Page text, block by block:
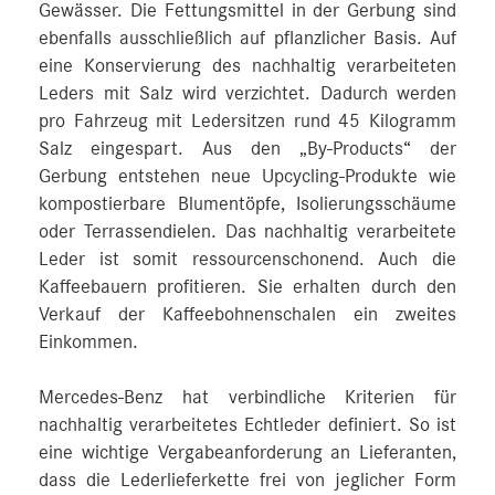
Gewässer. Die Fettungsmittel in der Gerbung sind
ebenfalls ausschließlich auf pflanzlicher Basis. Auf
eine Konservierung des nachhaltig verarbeiteten
Leders mit Salz wird verzichtet. Dadurch werden
pro Fahrzeug mit Ledersitzen rund 45 Kilogramm
Salz eingespart. Aus den „By-Products“ der
Gerbung entstehen neue Upcycling-Produkte wie
kompostierbare Blumentöpfe, Isolierungsschäume
oder Terrassendielen. Das nachhaltig verarbeitete
Leder ist somit ressourcenschonend. Auch die
Kaffeebauern profitieren. Sie erhalten durch den
Verkauf der Kaffeebohnenschalen ein zweites
Einkommen.
Mercedes-Benz hat verbindliche Kriterien für
nachhaltig verarbeitetes Echtleder definiert. So ist
eine wichtige Vergabeanforderung an Lieferanten,
dass die Lederlieferkette frei von jeglicher Form